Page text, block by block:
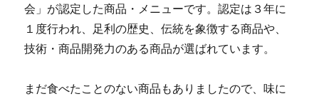
会」が認定した商品・メニューです。認定は３年に
１度行われ、足利の歴史、伝統を象徴する商品や、
技術・商品開発力のある商品が選ばれています。
まだ食べたことのない商品もありましたので、味に